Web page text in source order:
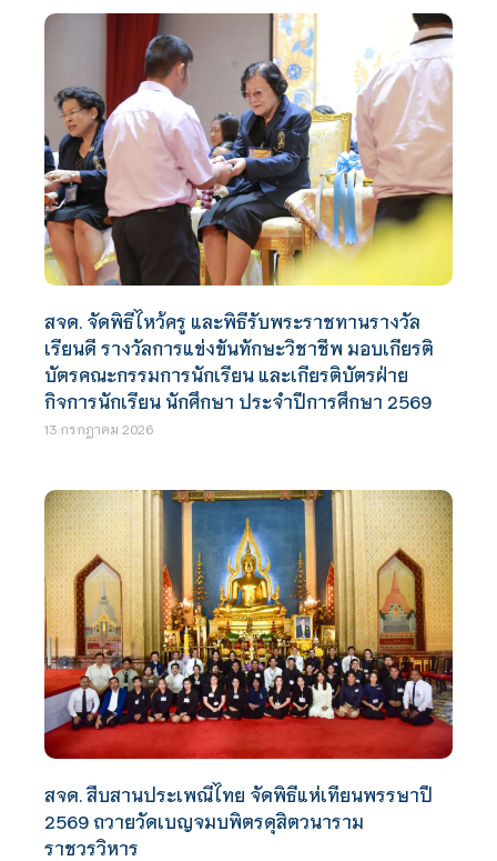
สจด. จัดพิธีไหว้ครู และพิธีรับพระราชทานรางวัล
เรียนดี รางวัลการแข่งขันทักษะวิชาชีพ มอบเกียรติ
บัตรคณะกรรมการนักเรียน และเกียรติบัตรฝ่าย
กิจการนักเรียน นักศึกษา ประจำปีการศึกษา 2569
13 กรกฎาคม 2026
สจด. สืบสานประเพณีไทย จัดพิธีแห่เทียนพรรษาปี
2569 ถวายวัดเบญจมบพิตรดุสิตวนาราม
ราชวรวิหาร